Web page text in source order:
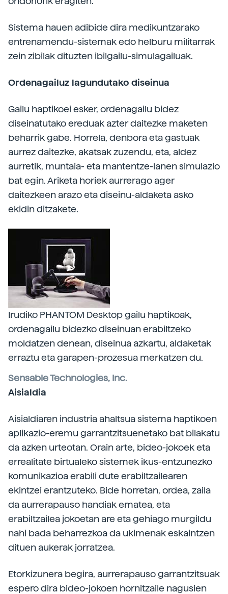
Sistema hauen adibide dira medikuntzarako
entrenamendu-sistemak edo helburu militarrak
zein zibilak dituzten ibilgailu-simulagailuak.
Ordenagailuz lagundutako diseinua
Gailu haptikoei esker, ordenagailu bidez
diseinatutako ereduak azter daitezke maketen
beharrik gabe. Horrela, denbora eta gastuak
aurrez daitezke, akatsak zuzendu, eta, aldez
aurretik, muntaia- eta mantentze-lanen simulazio
bat egin. Ariketa horiek aurrerago ager
daitezkeen arazo eta diseinu-aldaketa asko
ekidin ditzakete.
Irudiko PHANTOM Desktop gailu haptikoak,
ordenagailu bidezko diseinuan erabiltzeko
moldatzen denean, diseinua azkartu, aldaketak
erraztu eta garapen-prozesua merkatzen du.
Sensable Technologies, Inc.
Aisialdia
Aisialdiaren industria ahaltsua sistema haptikoen
aplikazio-eremu garrantzitsuenetako bat bilakatu
da azken urteotan. Orain arte, bideo-jokoek eta
errealitate birtualeko sistemek ikus-entzunezko
komunikazioa erabili dute erabiltzailearen
ekintzei erantzuteko. Bide horretan, ordea, zaila
da aurrerapauso handiak ematea, eta
erabiltzailea jokoetan are eta gehiago murgildu
nahi bada beharrezkoa da ukimenak eskaintzen
dituen aukerak jorratzea.
Etorkizunera begira, aurrerapauso garrantzitsuak
espero dira bideo-jokoen hornitzaile nagusien